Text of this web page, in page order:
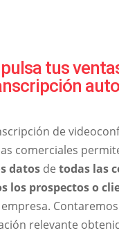
tus
de
comerciales
datos detodas las
los prospectos o
relevante